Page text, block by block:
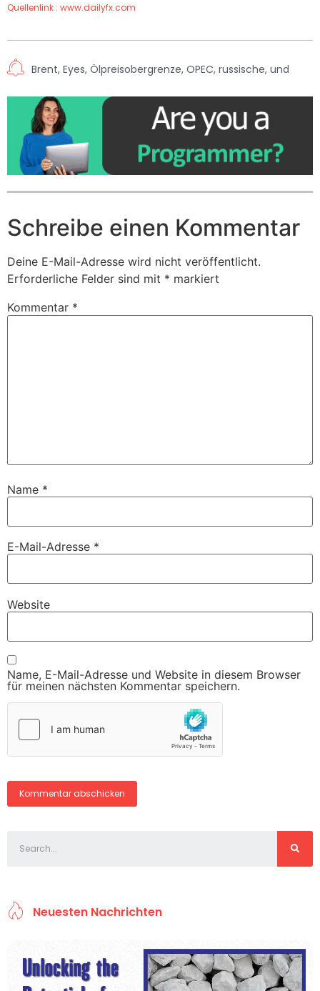
Quellenlink : www.dailyfx.com
Brent, Eyes, Ölpreisobergrenze, OPEC, russische, und
Schreibe einen Kommentar
Deine E-Mail-Adresse wird nicht veröffentlicht.
Erforderliche Felder sind mit * markiert
Kommentar *
Name *
E-Mail-Adresse *
Website
Name, E-Mail-Adresse und Website in diesem Browser
für meinen nächsten Kommentar speichern.
Neuesten Nachrichten